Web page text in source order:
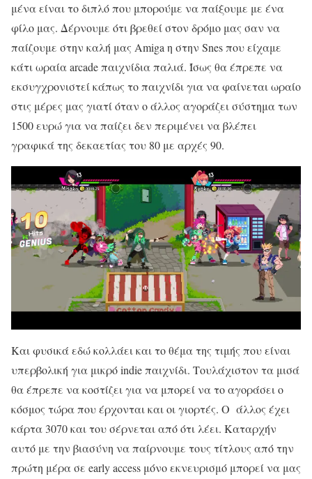
μένα είναι το διπλό που μπορούμε να παίξουμε με ένα
φίλο μας. Δέρνουμε ότι βρεθεί στον δρόμο μας σαν να
παίζουμε στην καλή μας Amiga η στην Snes που είχαμε
κάτι ωραία arcade παιχνίδια παλιά. Ίσως θα έπρεπε να
εκσυγχρονιστεί κάπως το παιχνίδι για να φαίνεται ωραίο
στις μέρες μας γιατί όταν ο άλλος αγοράζει σύστημα των
1500 ευρώ για να παίζει δεν περιμένει να βλέπει
γραφικά της δεκαετίας του 80 με αρχές 90.
Και φυσικά εδώ κολλάει και το θέμα της τιμής που είναι
υπερβολική για μικρό indie παιχνίδι. Τουλάχιστον τα μισά
θα έπρεπε να κοστίζει για να μπορεί να το αγοράσει ο
κόσμος τώρα που έρχονται και οι γιορτές. Ο άλλος έχει
κάρτα 3070 και του σέρνεται από ότι λέει. Καταρχήν
αυτό με την βιασύνη να παίρνουμε τους τίτλους από την
πρώτη μέρα σε early access μόνο εκνευρισμό μπορεί να μας